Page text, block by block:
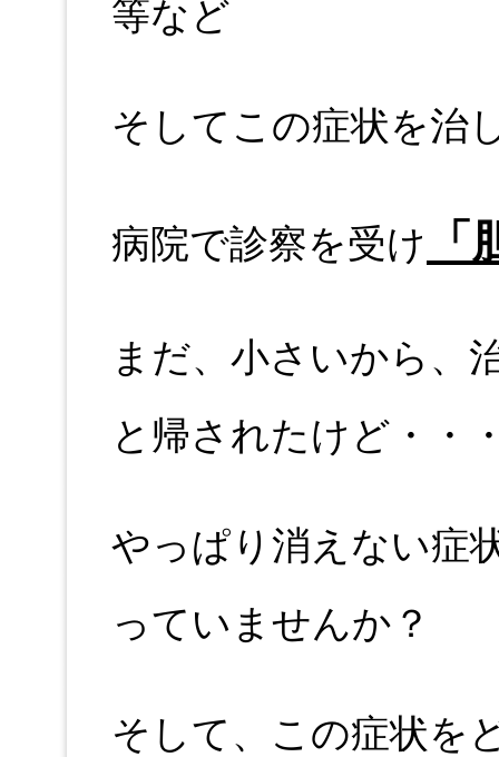
等など
そしてこの症状を治
病院で診察を受け
まだ、小さいから、
と帰されたけど・・
やっぱり消えない症
っていませんか？
そして、この症状を